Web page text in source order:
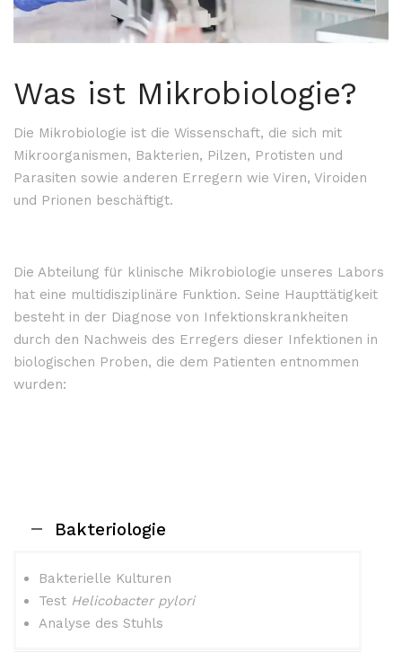
Was ist Mikrobiologie?
Die Mikrobiologie ist die Wissenschaft, die sich mit
Mikroorganismen, Bakterien, Pilzen, Protisten und
Parasiten sowie anderen Erregern wie Viren, Viroiden
und Prionen beschäftigt.
Die Abteilung für klinische Mikrobiologie unseres Labors
hat eine multidisziplinäre Funktion. Seine Haupttätigkeit
besteht in der Diagnose von Infektionskrankheiten
durch den Nachweis des Erregers dieser Infektionen in
biologischen Proben, die dem Patienten entnommen
wurden:
Bakteriologie
Bakterielle Kulturen
Test Helicobacter pylori
Analyse des Stuhls